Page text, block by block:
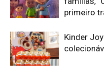
primeiro
Kinder